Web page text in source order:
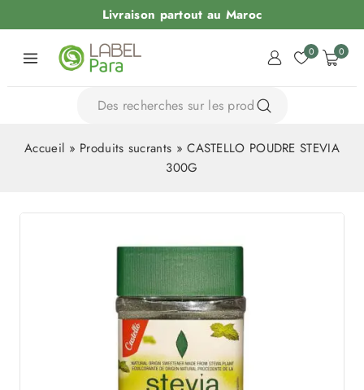
Livraison partout au Maroc
0 0
Accueil » Produits sucrants »CASTELLO POUDRE STEVIA
300G